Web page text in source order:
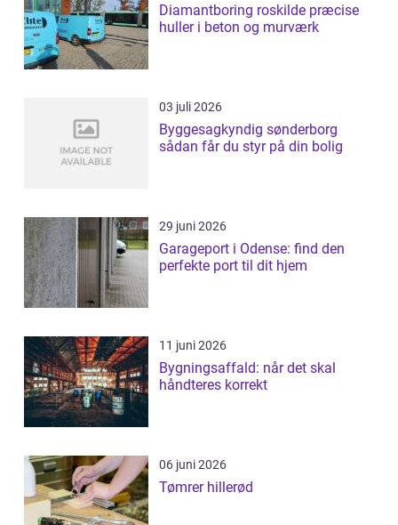
Diamantboring roskilde præcise
huller i beton og murværk
03 juli 2026
Byggesagkyndig sønderborg
sådan får du styr på din bolig
29 juni 2026
Garageport i Odense: find den
perfekte port til dit hjem
11 juni 2026
Bygningsaffald: når det skal
håndteres korrekt
06 juni 2026
Tømrer hillerød